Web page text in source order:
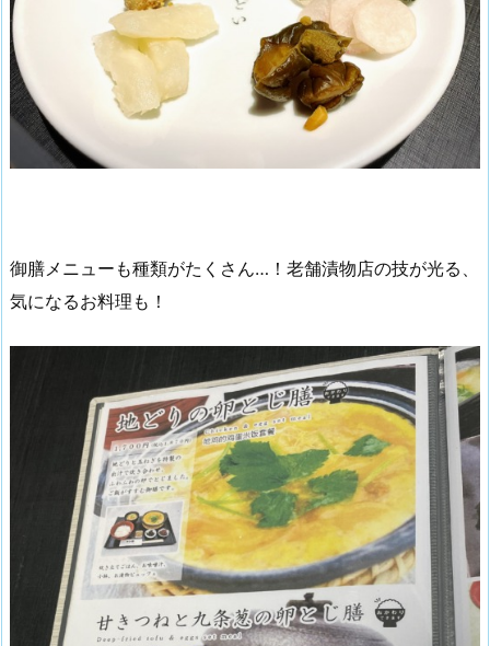
御膳メニューも種類がたくさん…！老舗漬物店の技が光る、
気になるお料理も！